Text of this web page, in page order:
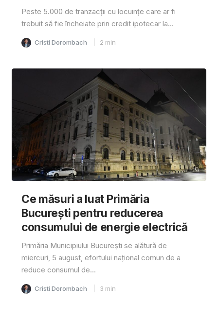
Peste 5.000 de tranzacții cu locuințe care ar fi
trebuit să fie încheiate prin credit ipotecar la...
Cristi Dorombach 2 min
Ce măsuri a luat Primăria
București pentru reducerea
consumului de energie electrică
Primăria Municipiului București se alătură de
miercuri, 5 august, efortului național comun de a
reduce consumul de...
Cristi Dorombach 3 min